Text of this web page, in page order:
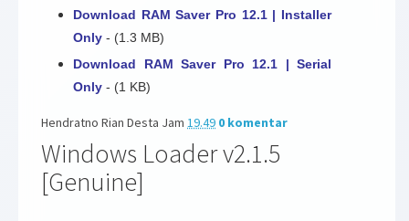
Download RAM Saver Pro 12.1 | Installer
Only - (1.3 MB)
Download RAM Saver Pro 12.1 | Serial
Only - (1 KB)
Hendratno Rian Desta Jam 19.49 0 komentar
Windows Loader v2.1.5
[Genuine]